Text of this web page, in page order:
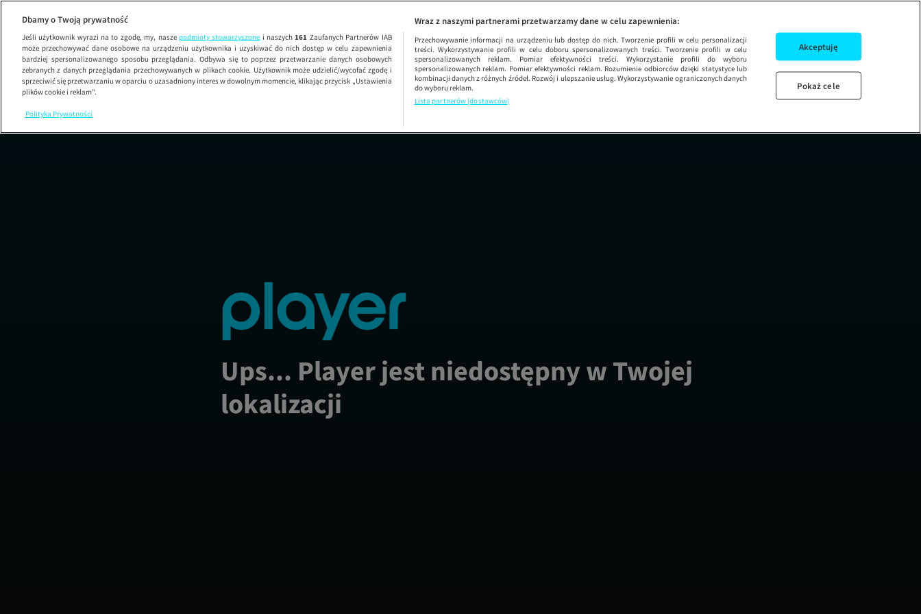
ODCINEK 6126
UWAGA!
Ups... Player jest niedostępny w Twojej
lokalizacji
Dbamy o Twoją prywatność
Jeśli użytkownik wyrazi na to zgodę, my, nasze podmioty stowarzyszone i naszych161 Zaufanych Partnerów IAB
może przechowywać dane osobowe na urządzeniu użytkownika i uzyskiwać do nich dostęp w celu zapewnienia
bardziej spersonalizowanego sposobu przeglądania. Odbywa się to poprzez przetwarzanie danych osobowych
zebranych z danych przeglądania przechowywanych w plikach cookie. Użytkownik może udzielić/wycofać zgodę i
sprzeciwić się przetwarzaniu w oparciu o uzasadniony interes w dowolnym momencie, klikając przycisk „Ustawienia
plików cookie i reklam”.
Polityka Prywatności
Wraz z naszymi partnerami przetwarzamy dane w celu zapewnienia:
Przechowywanie informacji na urządzeniu lub dostęp do nich. Tworzenie profili w celu personalizacji
treści. Wykorzystywanie profili w celu doboru spersonalizowanych treści. Tworzenie profili w celu
spersonalizowanych reklam. Pomiar efektywności treści. Wykorzystanie profili do wyboru
spersonalizowanych reklam. Pomiar efektywności reklam. Rozumienie odbiorców dzięki statystyce lub
kombinacji danych z różnych źródeł. Rozwój i ulepszanie usług. Wykorzystywanie ograniczonych danych
do wyboru reklam.
Lista partnerów (dostawców)
Akceptuję
Pokaż cele